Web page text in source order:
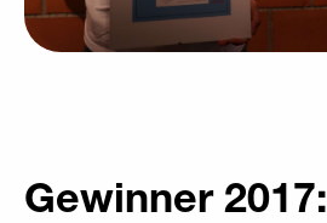
Gewinner 2017: